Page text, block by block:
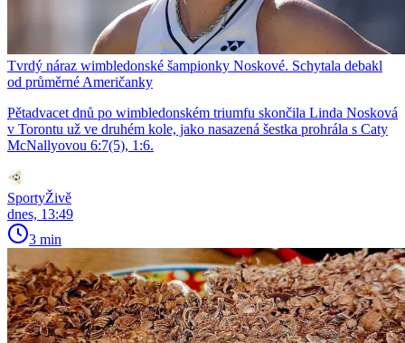
Tvrdý náraz wimbledonské šampionky Noskové. Schytala debakl
od průměrné Američanky
Pětadvacet dnů po wimbledonském triumfu skončila Linda Nosková
v Torontu už ve druhém kole, jako nasazená šestka prohrála s Caty
McNallyovou 6:7(5), 1:6.
SportyŽivě
dnes, 13:49
3 min